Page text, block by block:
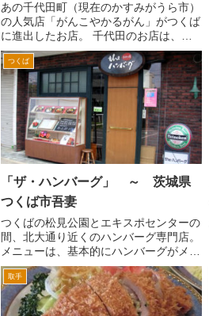
あの千代田町（現在のかすみがうら市）
の人気店「がんこやかるがん」がつくば
に進出したお店。 千代田のお店は、ち
ょっと年季がはいった雰囲気のお店です
が、こちらは新しいのと雰囲気が新興の
らーめん屋さんかと思うほど明るいです
ね。千代田店と違い、テー...
つくば
「ザ・ハンバーグ」 ～ 茨城県
つくば市吾妻
つくばの松見公園とエキスポセンターの
間、北大通り近くのハンバーグ専門店。
メニューは、基本的にハンバーグがメイ
ンです。 それだけハンバーグにこだわ
り、味にも自信があるということじゃな
いかなとおもいます。おいしいです♪ち
ょっと場所が、通りより奥...
取手